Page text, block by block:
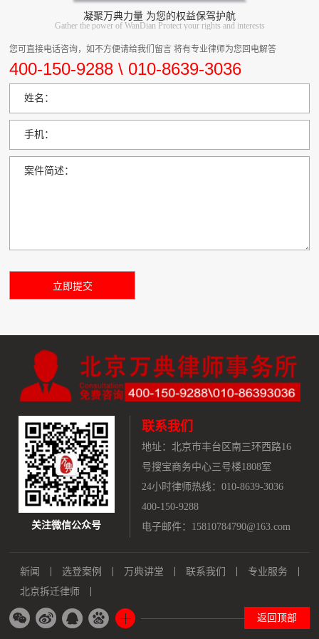
凝聚万典力量 为您的权益保驾护航
Gather the power of WanDian Protect your rights and interests
您可直接电话咨询，如不方便请给我们留言 将有专业律师为您回电解答
400-150-9288 \ 010-8639-3036
姓名：
手机：
案件简述：
关注微信公众号
联系我们
地址： 北京市丰台区南三环西路16
号搜宝商务中心三号楼1808室
24小时律师热线：010-8639-3036
400-150-9288
电子邮件：15810784790@163.com
新闻 选登案例 万典讲堂 联系我们
专业服务
北京拆迁律师
返回顶部